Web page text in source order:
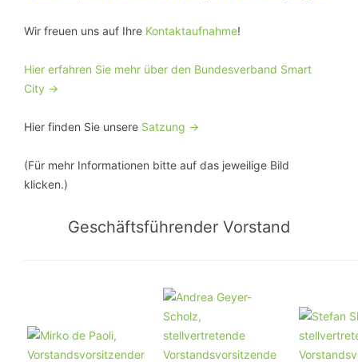
Wir freuen uns auf Ihre Kontaktaufnahme!
Hier erfahren Sie mehr über den Bundesverband Smart
City ->
Hier finden Sie unsere Satzung ->
(Für mehr Informationen bitte auf das jeweilige Bild
klicken.)
Geschäftsführender Vorstand